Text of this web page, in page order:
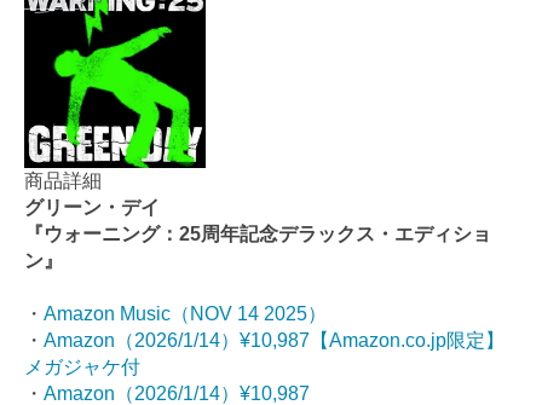
商品詳細
グリーン・デイ
『ウォーニング：25周年記念デラックス・エディショ
ン』
・ Amazon Music（NOV 14 2025）
・ Amazon（2026/1/14）¥10,987【Amazon.co.jp限定】
メガジャケ付
・ Amazon（2026/1/14）¥10,987